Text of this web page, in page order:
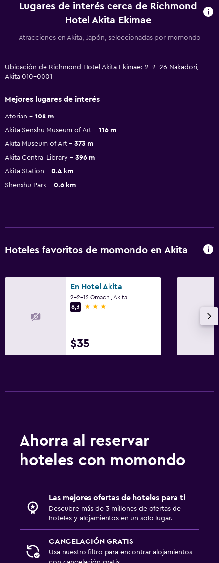
Lugares de interés cerca de Richmond
Hotel Akita Ekimae
Atracciones en Akita, Japón, seleccionadas por momondo
Ubicación de Richmond Hotel Akita Ekimae: 2-2-26 Nakadori,
Akita 010-0001
Mejores lugares de interés
Atorian
108 m
Akita Senshu Museum of Art
116 m
Akita Museum of Art
373 m
Akita Central Library
396 m
Akita Station
0.4 km
Shenshu Park
0.6 km
Hoteles favoritos de momondo en Akita
En Hotel Akita
2-2-12 Omachi, Akita
8,3
3 estrellas
$35
Ahorra al reservar
hoteles con momondo
Las mejores ofertas de hoteles para ti
Descubre más de 3 millones de ofertas de
hoteles y alojamientos en un solo lugar.
CANCELACIÓN GRATIS
Usa nuestro filtro para encontrar alojamientos